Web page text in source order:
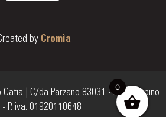
by Cromìa
Catia | C/da Parzano 83031 - Ariano Irpino
- P. iva: 01920110648
0